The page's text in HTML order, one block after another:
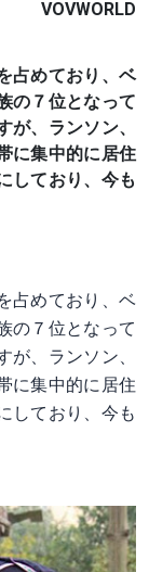
VOVWORLD
占めており、ベ
の７位となって
、ランソン、
に集中的に居住
しており、今も
占めており、ベ
の７位となって
、ランソン、
に集中的に居住
しており、今も